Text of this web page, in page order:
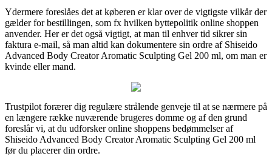
Ydermere foreslåes det at køberen er klar over de vigtigste vilkår der
gælder for bestillingen, som fx hvilken byttepolitik online shoppen
anvender. Her er det også vigtigt, at man til enhver tid sikrer sin
faktura e-mail, så man altid kan dokumentere sin ordre af Shiseido
Advanced Body Creator Aromatic Sculpting Gel 200 ml, om man er
kvinde eller mand.
Trustpilot forærer dig regulære strålende genveje til at se nærmere på
en længere række nuværende brugeres domme og af den grund
foreslår vi, at du udforsker online shoppens bedømmelser af
Shiseido Advanced Body Creator Aromatic Sculpting Gel 200 ml
før du placerer din ordre.